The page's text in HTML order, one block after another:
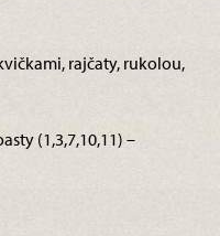
rajčaty, rukolou,
(1,3,7,10,11) –